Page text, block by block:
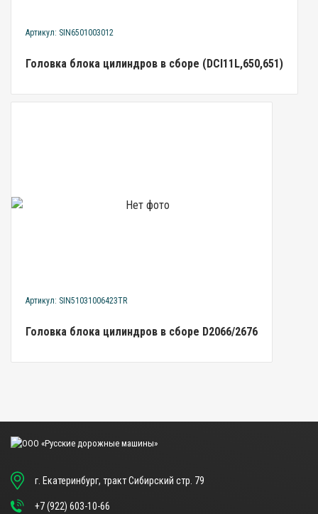
Артикул: SIN6501003012
Головка блока цилиндров в сборе (DCI11L,650,651)
Артикул: SIN51031006423TR
Головка блока цилиндров в сборе D2066/2676
г. Екатеринбург, тракт Сибирский стр. 79
+7 (922) 603-10-66